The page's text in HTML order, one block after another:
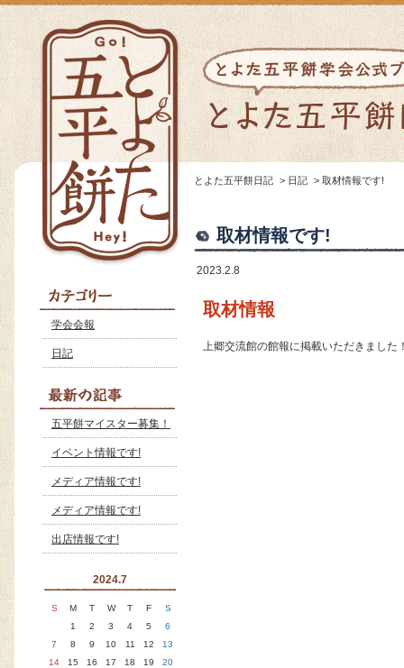
学会会報
日記
五平餅マイスター募集！
イベント情報です!
メディア情報です!
メディア情報です!
出店情報です!
2024.7
S M T W T F
S
1
2 3 4 5
6
7
8 9 10 11 12
13
14
15 16 17 18 19
20
とよた五平餅日記 > 日記 > 取材情報です!
取材情報です!
2023.2.8
取材情報
上郷交流館の館報に掲載いただきました